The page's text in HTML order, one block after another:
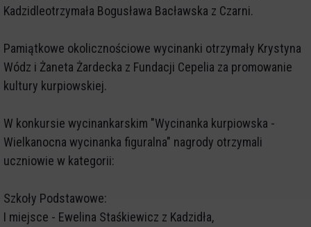
Kadzidleotrzymała Bogusława Bacławska z Czarni.
Pamiątkowe okolicznościowe wycinanki otrzymały Krystyna
Wódz i Żaneta Żardecka z Fundacji Cepelia za promowanie
kultury kurpiowskiej.
W konkursie wycinankarskim "Wycinanka kurpiowska -
Wielkanocna wycinanka figuralna" nagrody otrzymali
uczniowie w kategorii:
Szkoły Podstawowe:
I miejsce - Ewelina Staśkiewicz z Kadzidła,